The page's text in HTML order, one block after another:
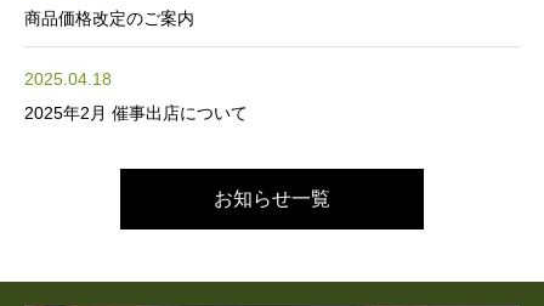
商品価格改定のご案内
2025.04.18
2025年2月 催事出店について
お知らせ一覧